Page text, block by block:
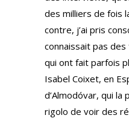
des milliers de fois
contre, j’ai pris
connaissait pas
qui ont fait parfois
Isabel Coixet, en
d’Almodóvar, qui la
rigolo de voir des